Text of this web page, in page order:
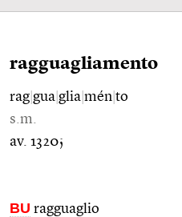
ragguagliamento
rag gua glia mén to
s.m.
av. 1320;
BU ragguaglio